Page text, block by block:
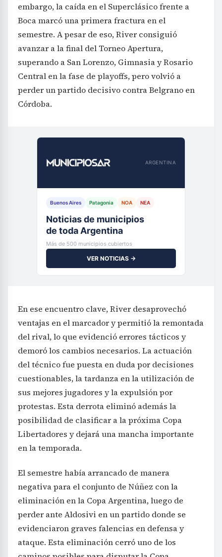
embargo, la caída en el Superclásico frente a
Boca marcó una primera fractura en el
semestre. A pesar de eso, River consiguió
avanzar a la final del Torneo Apertura,
superando a San Lorenzo, Gimnasia y Rosario
Central en la fase de playoffs, pero volvió a
perder un partido decisivo contra Belgrano en
Córdoba.
ARGENTINA
Buenos Aires Patagonia NOA NEA
Noticias de municipios
de toda Argentina
Más de 500 municipios cubiertos
VER NOTICIAS →
En ese encuentro clave, River desaprovechó
ventajas en el marcador y permitió la remontada
del rival, lo que evidenció errores tácticos y
demoró los cambios necesarios. La actuación
del técnico fue puesta en duda por decisiones
cuestionables, la tardanza en la utilización de
sus mejores jugadores y la expulsión por
protestas. Esta derrota eliminó además la
posibilidad de clasificar a la próxima Copa
Libertadores y dejará una mancha importante
en la temporada.
El semestre había arrancado de manera
negativa para el conjunto de Núñez con la
eliminación en la Copa Argentina, luego de
perder ante Aldosivi en un partido donde se
evidenciaron graves falencias en defensa y
ataque. Esta eliminación cerró uno de los